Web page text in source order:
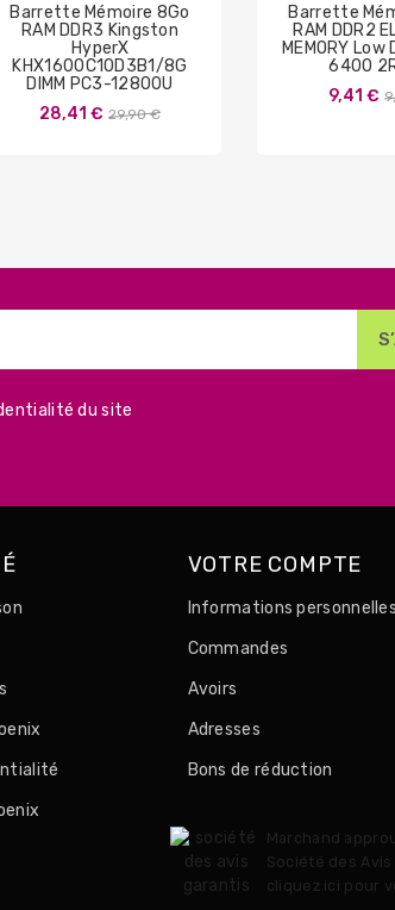
Barrette Mémoire 8Go
RAM DDR3 Kingston
HyperX
KHX1600C10D3B1/8G
DIMM PC3-12800U
28,41 € Prix
29,90 €
Barrette
RAM DDR2
MEMORY Low
6400
9,41 €
du site
VOTRE COMPTE
Informations personnelles
Commandes
Avoirs
Adresses
Bons de réduction
Marchand
Société des Avis
cliquez ici pour